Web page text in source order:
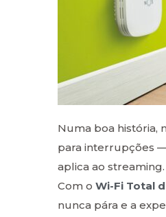
Numa boa história,
para interrupções
aplica ao streaming.
Com o Wi-Fi Total
nunca pára e a